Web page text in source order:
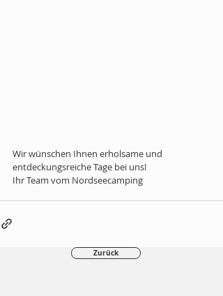
Wir wünschen Ihnen erholsame und
entdeckungsreiche Tage bei uns!
Ihr Team vom Nordseecamping
Zurück